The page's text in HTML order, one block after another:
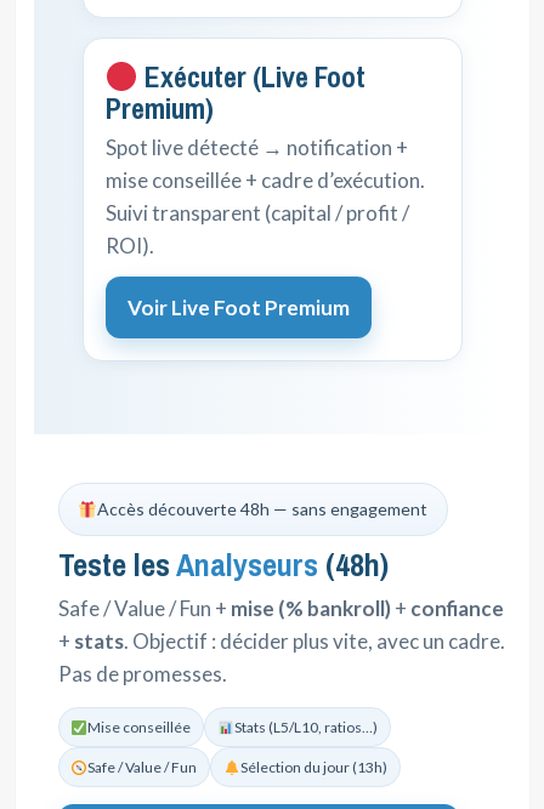
Exécuter (Live Foot
Premium)
Spot live détecté → notification +
mise conseillée + cadre d’exécution.
Suivi transparent (capital / profit /
ROI).
Voir Live Foot Premium
Accès découverte 48h — sans engagement
Teste lesAnalyseurs (48h)
Safe / Value / Fun + mise (% bankroll)+ confiance
+ stats. Objectif : décider plus vite, avec un cadre.
Pas de promesses.
Mise conseillée Stats (L5/L10, ratios…)
Safe / Value / Fun Sélection du jour (13h)